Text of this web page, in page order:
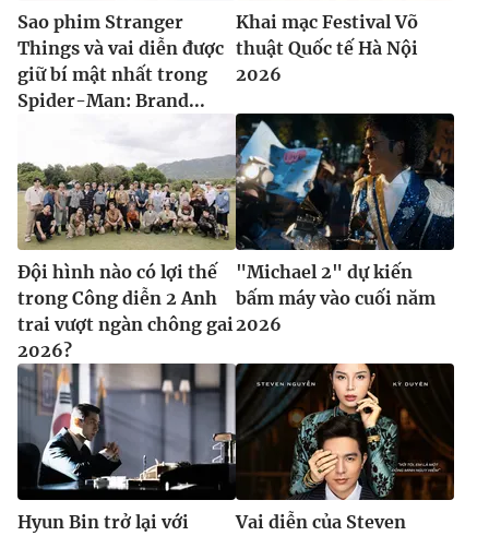
Ðiện thoại Thời báo VTV:
024.66 897 897
Email:toasoan@vtv.vn
Liên hệ quảng cáo:024-7300.7108
® Cấm sao chép dưới mọi hình thức nếu không có sự chấp
thuận bằng văn bản. Ghi rõ nguồn VTV.vn khi phát hành lại
thông tin từ website này.
Sao phim Stranger
Things và vai diễn được
giữ bí mật nhất trong
Spider-Man: Brand...
Khai mạc Festival Võ
thuật Quốc tế Hà Nội
2026
Đội hình nào có lợi thế
trong Công diễn 2 Anh
trai vượt ngàn chông gai
2026?
"Michael 2" dự kiến
bấm máy vào cuối năm
2026
Hyun Bin trở lại với
Vai diễn của Steven